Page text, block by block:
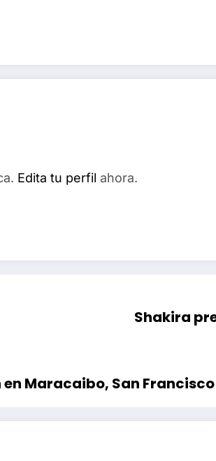
Edita tu perfil ahora.
Shakira
Maracaibo, San Francisco